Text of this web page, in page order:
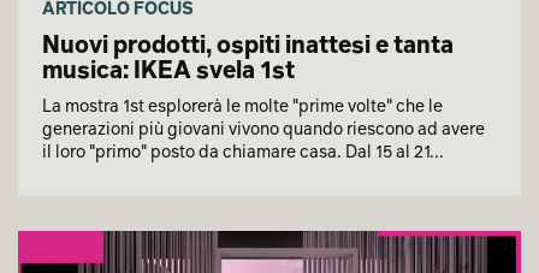
ARTICOLO FOCUS
Nuovi prodotti, ospiti inattesi e tanta
musica: IKEA svela 1st
La mostra 1st esplorerà le molte "prime volte" che le
generazioni più giovani vivono quando riescono ad avere
il loro "primo" posto da chiamare casa. Dal 15 al 21...